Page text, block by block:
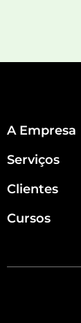
A Empresa
Serviços
Clientes
Cursos